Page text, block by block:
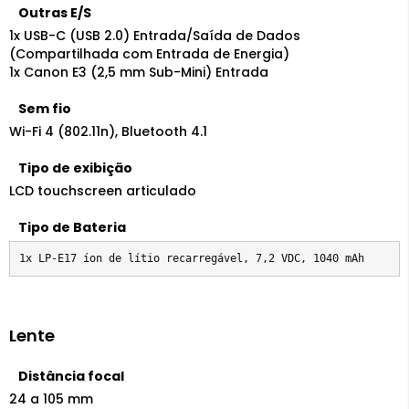
Outras E/S
1x USB-C (USB 2.0) Entrada/Saída de Dados
(Compartilhada com Entrada de Energia)
1x Canon E3 (2,5 mm Sub-Mini) Entrada
Sem fio
Wi-Fi 4 (802.11n), Bluetooth 4.1
Tipo de exibição
LCD touchscreen articulado
Tipo de Bateria
1x LP-E17 íon de lítio recarregável, 7,2 VDC, 1040 mAh
Lente
Distância focal
24 a 105 mm